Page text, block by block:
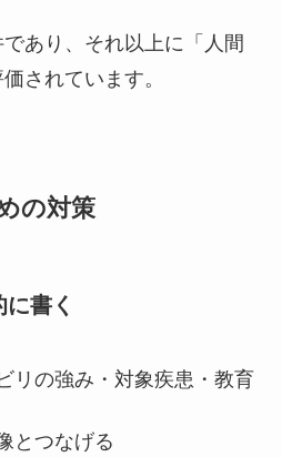
あり、それ以上に「人間
されています。
の対策
書く
リの強み・対象疾患・教育
とつなげる